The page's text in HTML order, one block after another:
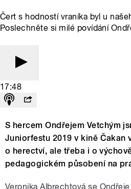
Čert s hodností vraníka byl u
Poslechněte si milé povídání
17:48
S hercem Ondřejem Vetchým
Juniorfestu 2019 v kině Čakan
o herectví, ale třeba i o
pedagogickém působení na
Veronika Albrechtová se